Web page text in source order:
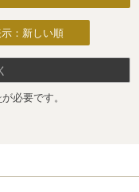
：新しい順
が必要です。